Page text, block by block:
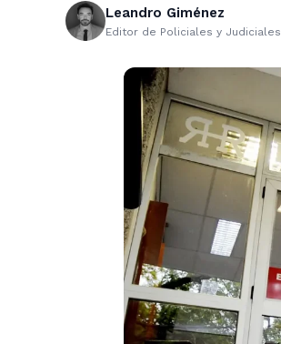
Leandro Giménez
Editor de Policiales y Judiciales